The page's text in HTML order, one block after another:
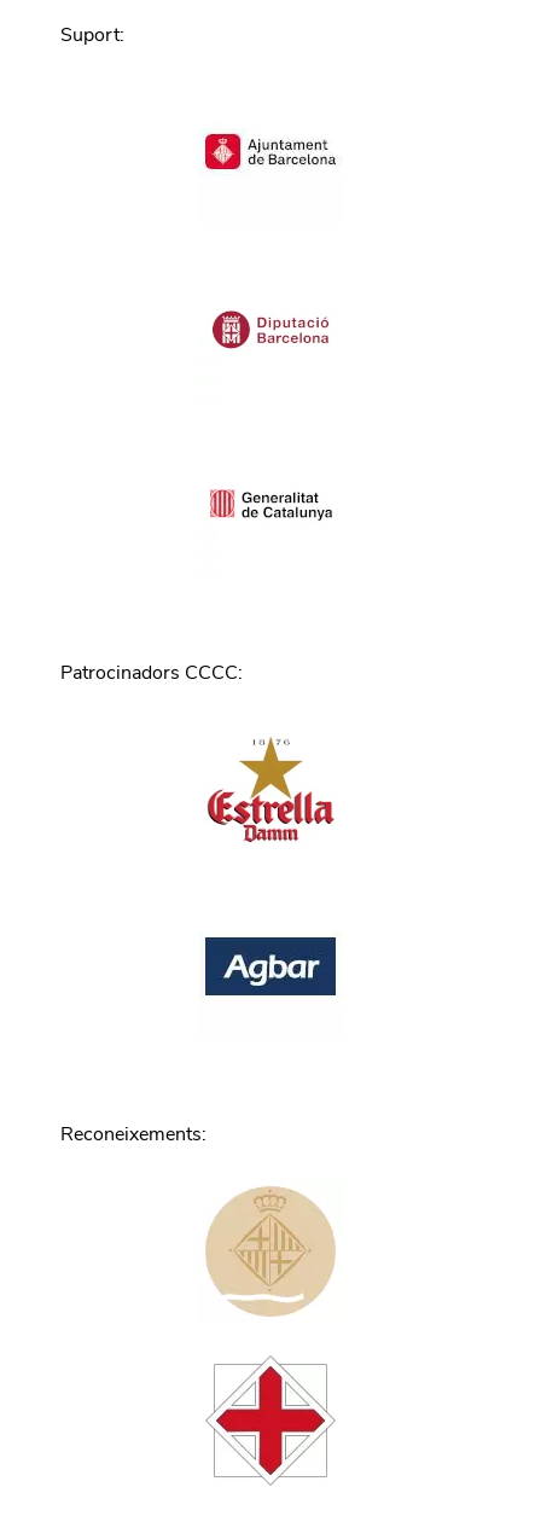
Suport:
Patrocinadors CCCC:
Reconeixements: